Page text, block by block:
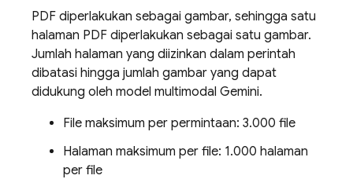
PDF diperlakukan sebagai gambar, sehingga satu
halaman PDF diperlakukan sebagai satu gambar.
Jumlah halaman yang diizinkan dalam perintah
dibatasi hingga jumlah gambar yang dapat
didukung oleh model multimodal Gemini.
File maksimum per permintaan: 3.000 file
Halaman maksimum per file: 1.000 halaman
per file